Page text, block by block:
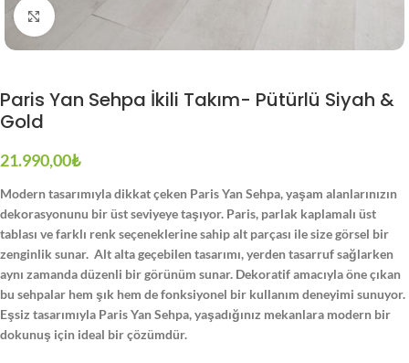
Büyütmek için tıklayın
Paris Yan Sehpa İkili Takım- Pütürlü Siyah &
Gold
21.990,00₺
Modern tasarımıyla dikkat çeken Paris Yan Sehpa, yaşam alanlarınızın
dekorasyonunu bir üst seviyeye taşıyor. Paris, parlak kaplamalı üst
tablası ve farklı renk seçeneklerine sahip alt parçası ile size görsel bir
zenginlik sunar. Alt alta geçebilen tasarımı, yerden tasarruf sağlarken
aynı zamanda düzenli bir görünüm sunar. Dekoratif amacıyla öne çıkan
bu sehpalar hem şık hem de fonksiyonel bir kullanım deneyimi sunuyor.
Eşsiz tasarımıyla Paris Yan Sehpa, yaşadığınız mekanlara modern bir
dokunuş için ideal bir çözümdür.